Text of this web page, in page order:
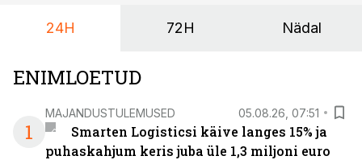
24H 72H Nädal
ENIMLOETUD
1
MAJANDUSTULEMUSED 05.08.26, 07:51
Smarten Logisticsi käive langes 15% ja
puhaskahjum keris juba üle 1,3 miljoni euro